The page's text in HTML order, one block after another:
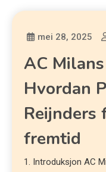
mei 28, 2025
AC
Hvordan
Reijnders
fremtid
1. Introduksjon AC